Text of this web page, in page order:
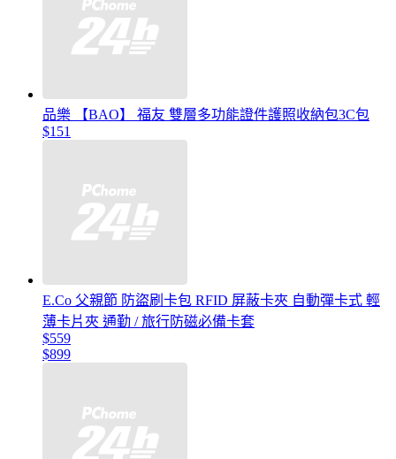
品樂 【BAO】 福友 雙層多功能證件護照收納包3C包
$151
E.Co 父親節 防盜刷卡包 RFID 屏蔽卡夾 自動彈卡式 輕
薄卡片夾 通勤 / 旅行防磁必備卡套
$559
$899